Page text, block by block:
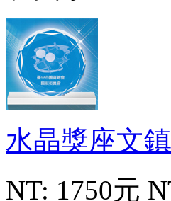
水晶獎座文鎮
NT: 1750元